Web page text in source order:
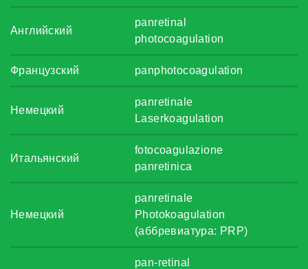
Английский
panretinal
photocoagulation
Французский panphotocoagulation
Немецкий
panretinale
Laserkoagulation
Итальянский
fotocoagulazione
panretinica
Немецкий
panretinale
Photokoagulation
(аббревиатура: PRP)
pan-retinal